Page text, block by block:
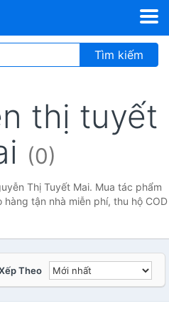
Tìm kiếm
thị tuyết
(0)
Thị Tuyết Mai. Mua tác phẩm
tận nhà miễn phí, thu hộ COD
Theo